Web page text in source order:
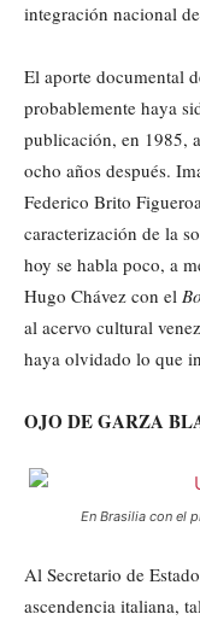
integración nacional
El aporte documental
probablemente haya
publicación, en 1985,
ocho años después.
Federico Brito
caracterización de la
hoy se habla poco, a
Hugo Chávez con el
al acervo cultural
haya olvidado lo que
OJO DE GARZA
En Brasilia con el
Al Secretario de
ascendencia italiana,